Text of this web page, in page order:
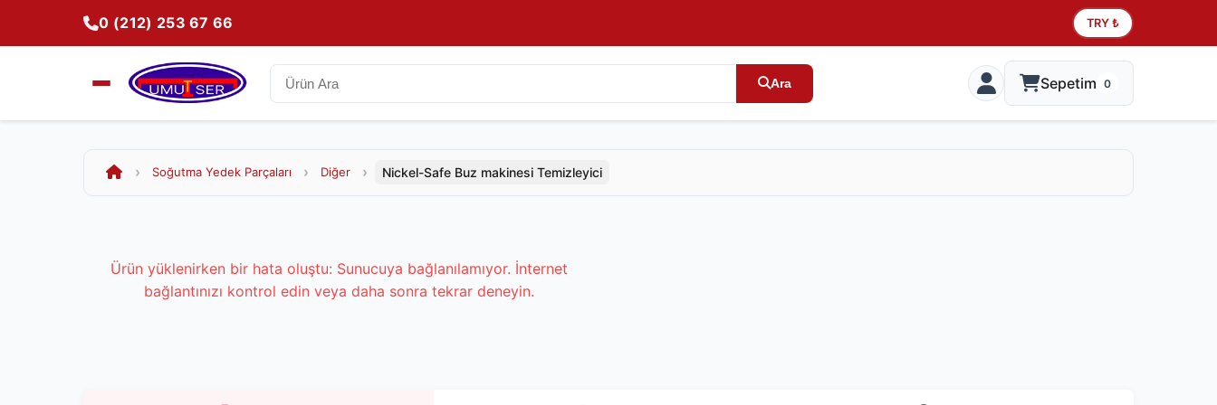
0 (212) 253 67 66 TRY ₺
Ara Sepetim 0
Soğutma Yedek Parçaları Diğer Nickel-Safe Buz makinesi Temizleyici
Ürün yüklenirken bir hata oluştu: Sunucuya bağlanılamıyor. İnternet
bağlantınızı kontrol edin veya daha sonra tekrar deneyin.